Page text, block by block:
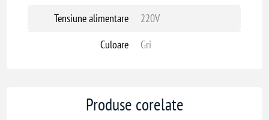
Tensiune alimentare
220V
Culoare
Gri
Produse corelate